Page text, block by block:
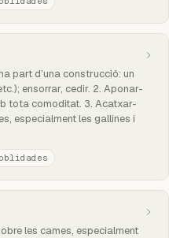
part d’una construcció: un
ensorrar, cedir. 2. Aponar-
tota comoditat. 3. Acatxar-
especialment les gallines i
les cames, especialment